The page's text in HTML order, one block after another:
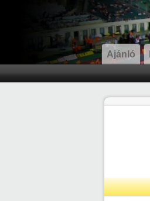
Ajánló